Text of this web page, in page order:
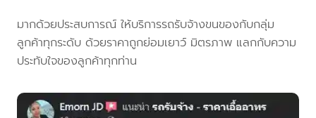
มากด้วยประสบการณ์ ให้บริการรถรับจ้างขนของกับกลุ่ม
ลูกค้าทุกระดับ ด้วยราคาถูกย่อมเยาว์ มิตรภาพ แลกกับความ
ประทับใจของลูกค้าทุกท่าน